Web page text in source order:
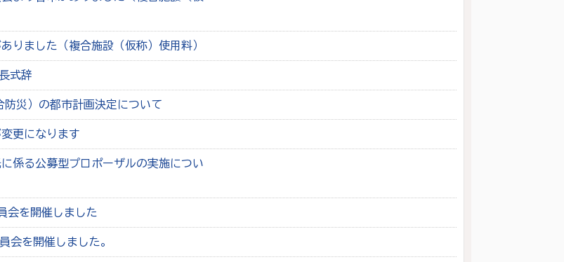
りました（複合施設（仮称）使用料）
式辞
災）の都市計画決定について
更になります
係る公募型プロポーザルの実施につい
会を開催しました
会を開催しました。